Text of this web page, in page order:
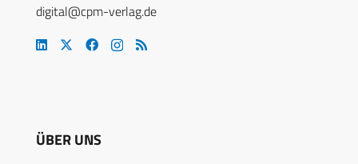
digital@cpm-verlag.de
ÜBER UNS